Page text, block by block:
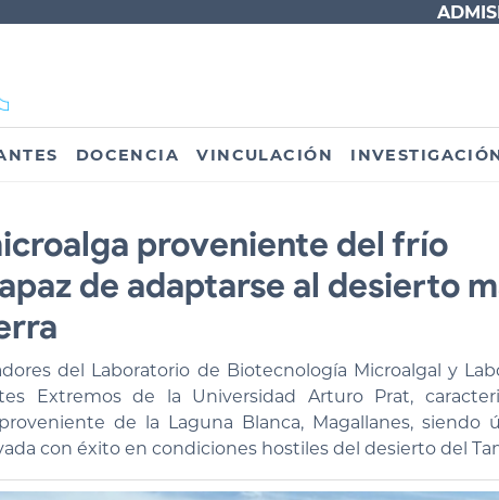
DOCENCIA VINCULACIÓN
proveniente del frío
de adaptarse al desierto
del Laboratorio de Biotecnología Microalgal y
Extremos de la Universidad Arturo Prat,
de la Laguna Blanca, Magallanes, siendo
con éxito en condiciones hostiles del desierto del